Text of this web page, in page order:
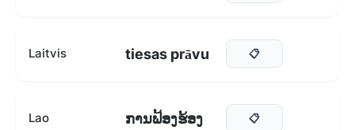
Laitvis tiesas prāvu 📋
Lao ການຟ້ອງຮ້ອງ 📋